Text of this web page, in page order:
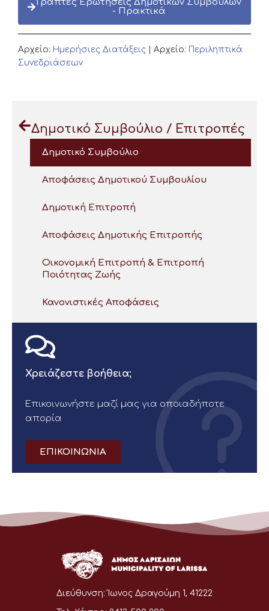
Γραπτές Ερωτήσεις Δημοτικών Συμβούλων
- Πρακτικά
Αρχείο: Ημερήσιες Διατάξεις | Αρχείο:
Περιληπτικά
Συνεδριάσεων
Δημοτικό Συμβούλιο / Επιτροπές
Δημοτικό Συμβούλιο
Αποφάσεις Δημοτικού Συμβουλίου
Δημοτική Επιτροπή
Αποφάσεις Δημοτικής Επιτροπής
Οικονομική Επιτροπή & Επιτροπή
Ποιότητας Ζωής
Κανονιστικές Αποφάσεις
Χρειάζεστε βοήθεια;
Επικοινωνήστε μαζί μας για οποιαδήποτε
απορία
ΕΠΙΚΟΙΝΩΝΙΑ
Διεύθυνση: Ίωνος Δραγούμη 1, 41222